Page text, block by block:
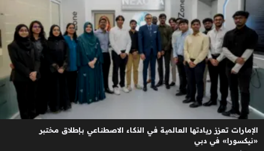
الإمارات تعزز ريادتها العالمية في الذكاء الاصطناعي بإطلاق مختبر
«نيكسورا» في دبي